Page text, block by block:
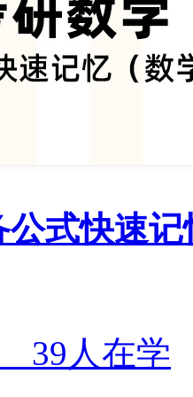
式快速
39人在学